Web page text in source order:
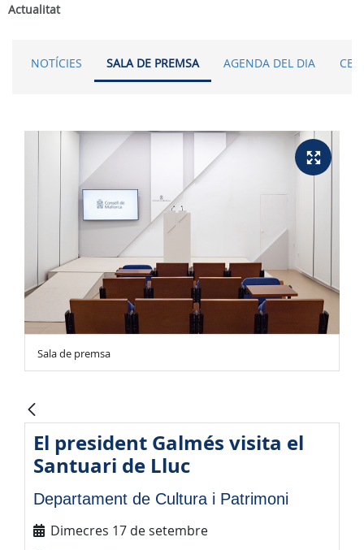
Actualitat
NOTÍCIES SALA DE PREMSA AGENDA DEL DIA
Sala de premsa
El president Galmés visita el
Santuari de Lluc
Departament de Cultura i Patrimoni
Dimecres 17 de setembre